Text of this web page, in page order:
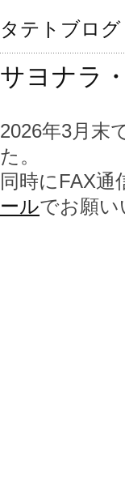
タテトブログ
サヨナラ
2026年3月末
た。
同時にFAX
ールでお願い